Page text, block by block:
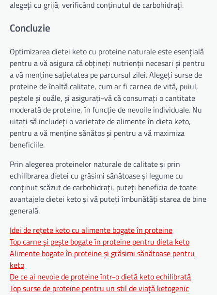
alegeți cu grijă, verificând conținutul de carbohidrați.
Concluzie
Optimizarea dietei keto cu proteine naturale este esențială
pentru a vă asigura că obțineți nutrienții necesari și pentru
a vă menține sațietatea pe parcursul zilei. Alegeți surse de
proteine de înaltă calitate, cum ar fi carnea de vită, puiul,
peștele și ouăle, și asigurați-vă că consumați o cantitate
moderată de proteine, în funcție de nevoile individuale. Nu
uitați să includeți o varietate de alimente în dieta keto,
pentru a vă menține sănătos și pentru a vă maximiza
beneficiile.
Prin alegerea proteinelor naturale de calitate și prin
echilibrarea dietei cu grăsimi sănătoase și legume cu
conținut scăzut de carbohidrați, puteți beneficia de toate
avantajele dietei keto și vă puteți îmbunătăți starea de bine
generală.
Idei de rețete keto cu alimente bogate în proteine
Top carne și pește bogate în proteine pentru dieta keto
Alimente bogate în proteine și grăsimi sănătoase pentru
keto
De ce ai nevoie de proteine într-o dietă keto echilibrată
Top surse de proteine pentru un stil de viață ketogenic